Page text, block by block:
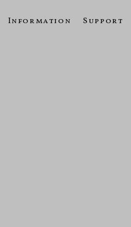
Information Support